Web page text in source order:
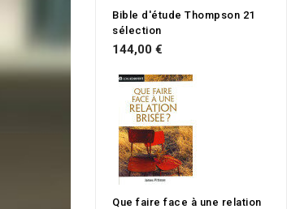
Bible d'étude Thompson 21
sélection
144,00 €
Que faire face à une relation